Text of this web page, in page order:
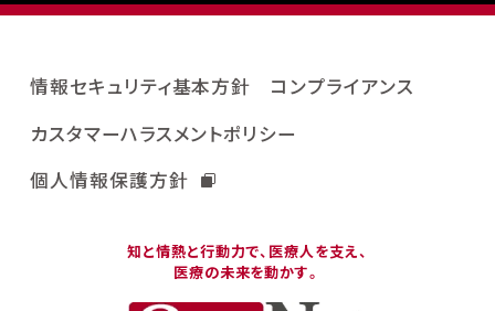
知と情熱と行動力で、医療人を支え、
医療の未来を動かす。
情報セキュリティ基本方針
コンプライアンス
カスタマーハラスメントポリシー
個人情報保護方針